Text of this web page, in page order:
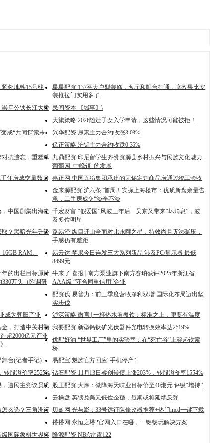
邻地铁15号线
星星配资 137平大户型装修，客厅和阳台打通，这效果比安
装推拉门实用多了
崇启公铁长江大桥 民间资本 【城事】\
大旗策略 2026随迁子女入学申请，这些情况可能被拒！
成“共同探索未
兴华配资 尿素主力合约收涨3.03%
亿正策略 沪铝主力合约收跌0.36%
抗遗忘，重塑单 九鼎配资 印尼留学生齐赞资源县乡村振兴与民族文化魅力_
葡萄园_中峰镇_的发展
住房成交量数据 嘉正网 中国五冶集团承建的无锡定销商品房通过竣工验收
金来源配资 沪六条”首周！实探上海楼市：优质新盘余量告
急，二手房成交“淡季不淡
中国剧集出海走 千宏财富 “假爱国”风波三年后，吴京又带来“坏消息”，波
及多位明星
？黑暗光年升级 路易泽 纵目迁山全面对比永曜之星，特效尚且无法碾压，
手感仍有差距
RAM、
易云达 苹果今日连发三大系列新品 涉及PC/显示器 最低
8499元
年的出栏目标原计
330万头（附调研
牛来了 喜报│南方泵业旗下南方赛珀获评2025年浙江省
AAA级 “守合同重信用”企业
配资伐 易普力：前三季度营收净利双增 国际化布局迈出坚
实步伐
成为朝阳产业
泸深策略 微言 | 一杯热水看餐饮：标准之上，更要有温度
，打造中关村脑
超2000亿元产业
我要配资 新型钙钛矿光伏器件光电转换效率达2519%
优配好油 “世界工厂”里的实验室：在“死亡谷”上架起铁索
桥
舞台(记者手记)
易配宝 魅族官方回应“手机停产”
转股溢价率2525% 钻石配资 11月13日睿创转债上涨203%，转股溢价率1554%
遭民主党议员质 股王配资 大摩：微降海天味业目标价至40港元 评级“增持”
云操盘 英镑兑美元低位企稳，短期或将延续反弹
么选？三角洲行 贝盈网 光与影：33号远征队修改器推荐+热门mod一键下载
搭搭网 永恒之塔2官网入口在哪，一键畅玩解决方案
级国际象棋世界杯 隆源配资 NBA雷霆122